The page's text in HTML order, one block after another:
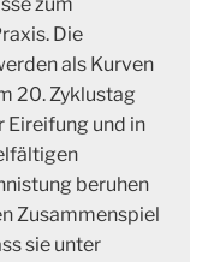
zum
Die
als Kurven
20. Zyklustag
Eireifung und in
beruhen
Zusammenspiel
sie unter